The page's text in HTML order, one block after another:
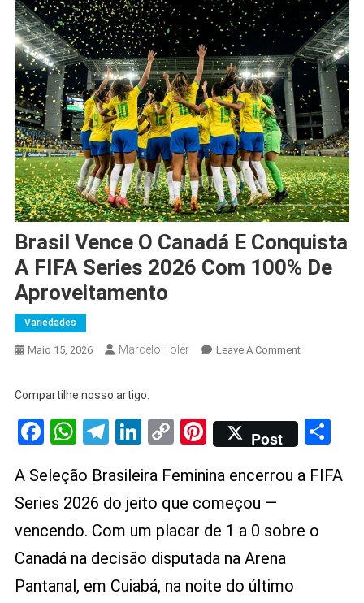
Brasil Vence O Canadá E Conquista
A FIFA Series 2026 Com 100% De
Aproveitamento
Variedades
Maio 15, 2026 Marcelo Toler Leave A CommentOn
Canadá
E
A
2026
Compartilhe nosso artigo:
Facebook
WhatsApp
Telegram
LinkedIn
CopyPinterest
Post
A Seleção Brasileira Feminina encerrou a FIFA
Series 2026 do jeito que começou —
vencendo. Com um placar de 1 a 0 sobre o
Canadá na decisão disputada na Arena
Pantanal, em Cuiabá, na noite do último